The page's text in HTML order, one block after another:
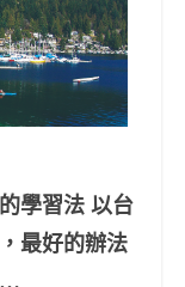
學習法 以台
最好的辦法